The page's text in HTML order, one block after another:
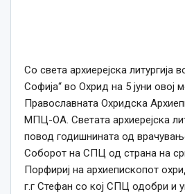
Со света архиерејска литургија
Софија“ во Охрид на 5 јуни овој
Православната Охридска
МПЦ-ОА. Светата архиерејска
повод годишнината од
Соборот на СПЦ од страна на
Порфириј на архиепископот
г.г Стефан со кој СПЦ одобри и